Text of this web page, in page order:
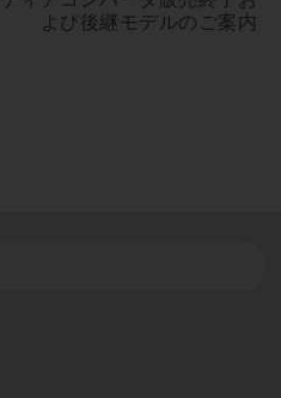
よび後継モデルのご案内